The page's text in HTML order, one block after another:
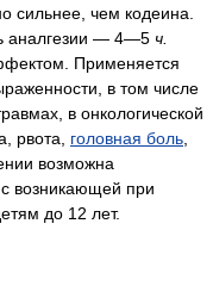
сильнее, чем кодеина.
аналгезии — 4—5 ч.
Применяется
в том числе
в онкологической
рвота, головная боль,
возможна
возникающей при
до 12 лет.